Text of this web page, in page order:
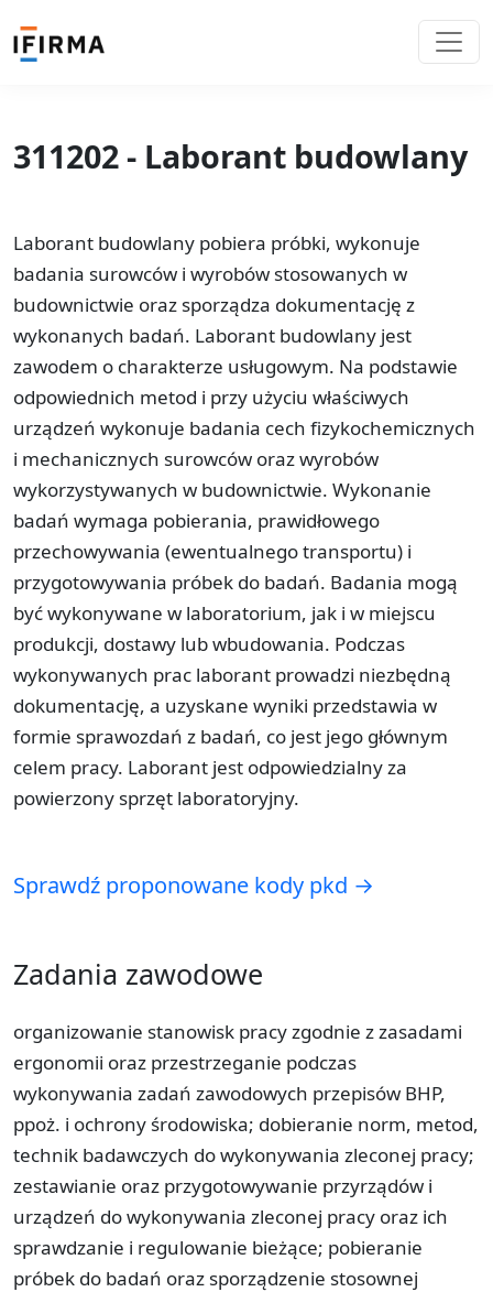
311202 - Laborant budowlany
Laborant budowlany pobiera próbki, wykonuje
badania surowców i wyrobów stosowanych w
budownictwie oraz sporządza dokumentację z
wykonanych badań. Laborant budowlany jest
zawodem o charakterze usługowym. Na podstawie
odpowiednich metod i przy użyciu właściwych
urządzeń wykonuje badania cech fizykochemicznych
i mechanicznych surowców oraz wyrobów
wykorzystywanych w budownictwie. Wykonanie
badań wymaga pobierania, prawidłowego
przechowywania (ewentualnego transportu) i
przygotowywania próbek do badań. Badania mogą
być wykonywane w laboratorium, jak i w miejscu
produkcji, dostawy lub wbudowania. Podczas
wykonywanych prac laborant prowadzi niezbędną
dokumentację, a uzyskane wyniki przedstawia w
formie sprawozdań z badań, co jest jego głównym
celem pracy. Laborant jest odpowiedzialny za
powierzony sprzęt laboratoryjny.
Sprawdź proponowane kody pkd →
Zadania zawodowe
organizowanie stanowisk pracy zgodnie z zasadami
ergonomii oraz przestrzeganie podczas
wykonywania zadań zawodowych przepisów BHP,
ppoż. i ochrony środowiska; dobieranie norm, metod,
technik badawczych do wykonywania zleconej pracy;
zestawianie oraz przygotowywanie przyrządów i
urządzeń do wykonywania zleconej pracy oraz ich
sprawdzanie i regulowanie bieżące; pobieranie
próbek do badań oraz sporządzenie stosownej